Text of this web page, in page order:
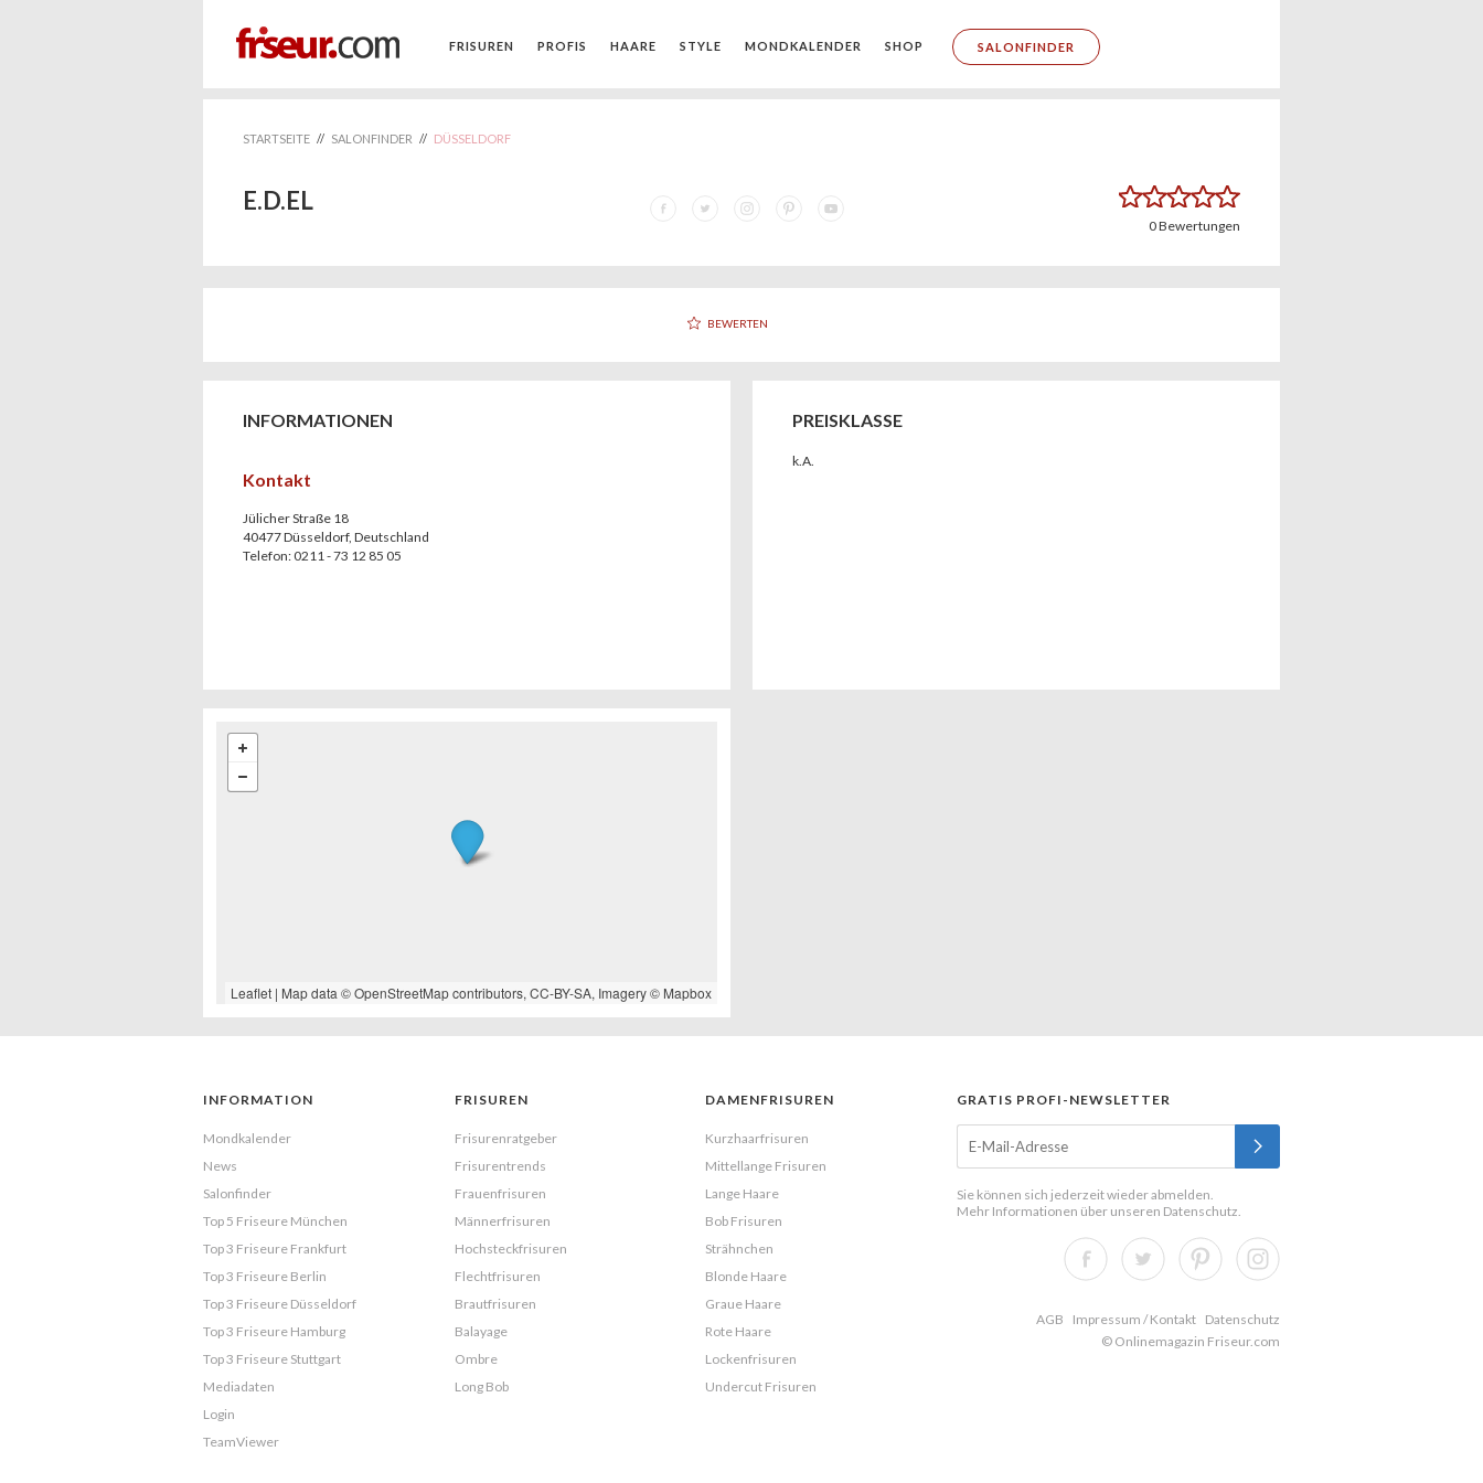
FRISUREN PROFIS HAARE STYLE MONDKALENDER SHOP SALONFINDER
STARTSEITE // SALONFINDER // DÜSSELDORF
E.D.EL
0Bewertungen
BEWERTEN
INFORMATIONEN
Kontakt
Jülicher Straße 18
40477Düsseldorf, Deutschland
Telefon: 0211 - 73 12 85 05
PREISKLASSE
k.A.
Leaflet| Map data ©OpenStreetMapcontributors, CC-BY-SA, Imagery © Mapbox
INFORMATION
Mondkalender
News
Salonfinder
Top 5 Friseure München
Top 3 Friseure Frankfurt
Top 3 Friseure Berlin
Top 3 Friseure Düsseldorf
Top 3 Friseure Hamburg
Top 3 Friseure Stuttgart
Mediadaten
Login
TeamViewer
FRISUREN
Frisurenratgeber
Frisurentrends
Frauenfrisuren
Männerfrisuren
Hochsteckfrisuren
Flechtfrisuren
Brautfrisuren
Balayage
Ombre
Long Bob
DAMENFRISUREN
Kurzhaarfrisuren
Mittellange Frisuren
Lange Haare
Bob Frisuren
Strähnchen
Blonde Haare
Graue Haare
Rote Haare
Lockenfrisuren
Undercut Frisuren
GRATIS PROFI-NEWSLETTER
Sie können sich jederzeit wieder abmelden.
Mehr Informationen über unseren Datenschutz.
AGB Impressum / Kontakt
Datenschutz
© Onlinemagazin Friseur.com